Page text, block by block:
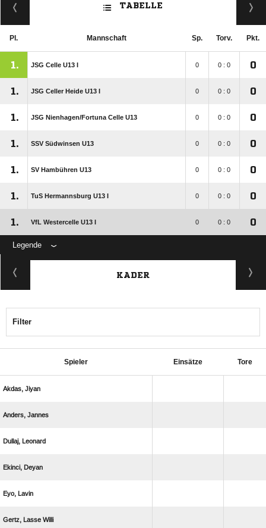
TABELLE
Pl. Mannschaft Sp. Torv. Pkt.
1. JSG Celle U13 I 0 0 : 0 0
1. JSG Celler Heide U13 I 0 0 : 0 0
1. JSG Nienhagen/​Fortuna Celle U13 0 0 : 0 0
1. SSV Südwinsen U13 0 0 : 0 0
1. SV Hambühren U13 0 0 : 0 0
1. TuS Hermannsburg U13 I 0 0 : 0 0
1. VfL Westercelle U13 I 0 0 : 0 0
Legende
KADER
Filter
Spieler Einsätze Tore
 
 
 
 
 
  